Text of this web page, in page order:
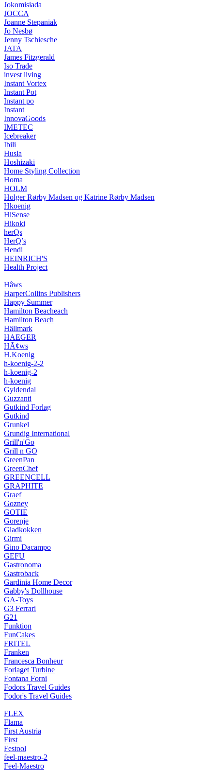
Jokomisiada
JOCCA
Joanne Stepaniak
Jo Nesbø
Jenny Tschiesche
JATA
James Fitzgerald
Iso Trade
invest living
Instant Vortex
Instant Pot
Instant po
Instant
InnovaGoods
IMETEC
Icebreaker
Ibili
Husla
Hoshizaki
Home Styling Collection
Homa
HOLM
Holger Rørby Madsen og Katrine Rørby Madsen
Hkoenig
HiSense
Hikoki
herQs
HerQ’s
Hendi
HEINRICH'S
Health Project
Hâws
HarperCollins Publishers
Happy Summer
Hamilton Beacheach
Hamilton Beach
Hällmark
HAEGER
HÃ¢ws
H.Koenig
h-koenig-2-2
h-koenig-2
h-koenig
Gyldendal
Guzzanti
Gutkind Forlag
Gutkind
Grunkel
Grundig International
Grill'n'Go
Grill n GO
GreenPan
GreenChef
GREENCELL
GRAPHITE
Graef
Gozney
GOTIE
Gorenje
Gladkokken
Girmi
Gino Dacampo
GEFU
Gastronoma
Gastroback
Gardinia Home Decor
Gabby's Dollhouse
GA-Toys
G3 Ferrari
G21
Funktion
FunCakes
FRITEL
Franken
Francesca Bonheur
Forlaget Turbine
Fontana Forni
Fodors Travel Guides
Fodor's Travel Guides
FLEX
Flama
First Austria
First
Festool
feel-maestro-2
Feel-Maestro